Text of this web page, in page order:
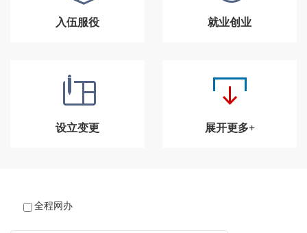
入伍服役 就业创业
设立变更 展开更多+
全程网办